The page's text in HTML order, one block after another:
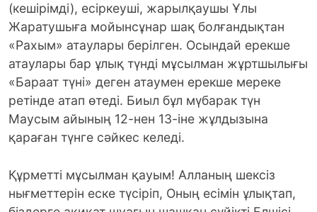
(кешірімді), есіркеуші, жарылқаушы Ұлы
Жаратушыға мойынсұнар шақ болғандықтан
«Рахым» атаулары берілген. Осындай ерекше
атаулары бар ұлық түнді мұсылман жұртшылығы
«Бараат түні» деген атаумен ерекше мереке
ретінде атап өтеді. Биыл бұл мүбарак түн
Маусым айының 12-нен 13-іне жұлдызына
қараған түнге сәйкес келеді.
Құрметті мұсылман қауым! Алланың шексіз
нығметтерін еске түсіріп, Оның есімін ұлықтап,